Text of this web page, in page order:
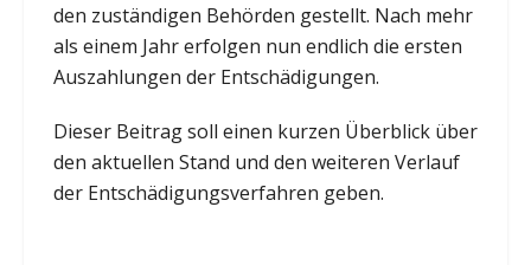
den zuständigen Behörden gestellt. Nach mehr
als einem Jahr erfolgen nun endlich die ersten
Auszahlungen der Entschädigungen.
Dieser Beitrag soll einen kurzen Überblick über
den aktuellen Stand und den weiteren Verlauf
der Entschädigungsverfahren geben.